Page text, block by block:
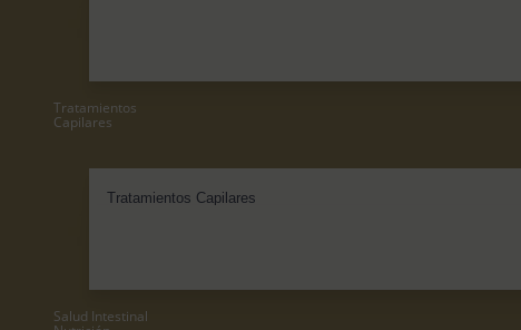
Tratamientos
Capilares
Tratamientos Capilares
Salud Intestinal